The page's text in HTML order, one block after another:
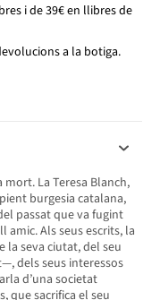
i de 39€ en llibres de
a la botiga.
mort. La Teresa Blanch,
burgesia catalana,
passat que va fugint
amic. Als seus escrits, la
la seva ciutat, del seu
dels seus interessos
d’una societat
que sacrifica el seu